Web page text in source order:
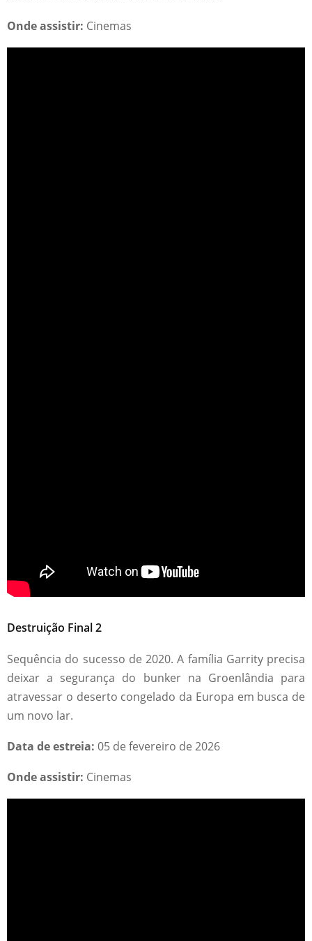
Onde assistir: Cinemas
Destruição Final 2
Sequência do sucesso de 2020. A família Garrity precisa
deixar a segurança do bunker na Groenlândia para
atravessar o deserto congelado da Europa em busca de
um novo lar.
Data de estreia: 05 de fevereiro de 2026
Onde assistir: Cinemas